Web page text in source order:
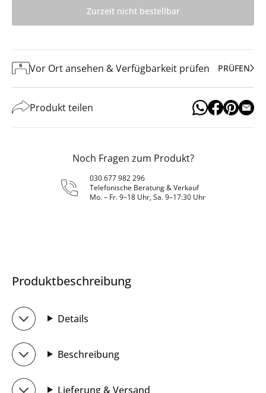
Zurzeit nicht bestellbar
Vor Ort ansehen & Verfügbarkeit prüfen PRÜFEN
Produkt teilen
Noch Fragen zum Produkt?
030 677 982 296
Telefonische Beratung & Verkauf
Mo. – Fr. 9–18 Uhr, Sa. 9–17:30 Uhr
Produktbeschreibung
Details
Beschreibung
Lieferung & Versand